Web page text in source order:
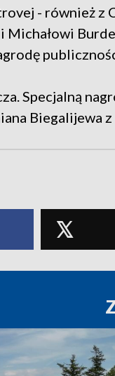
- również z
Michałowi
Specjalną
Biegalijewa z